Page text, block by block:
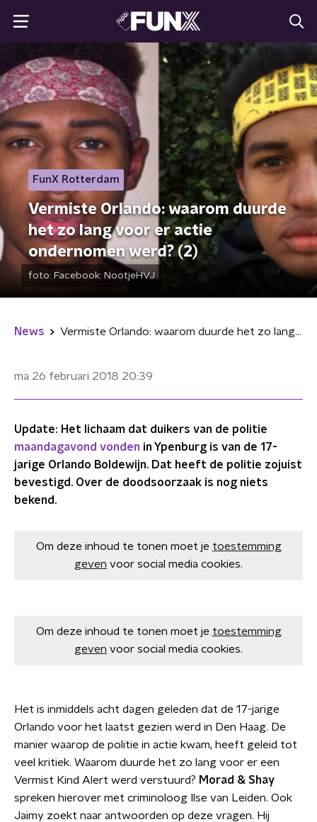
FunX Rotterdam
Vermiste Orlando: waarom duurde
het zo lang voor er actie
ondernomen werd? (2)
foto: Facebook: NootjeHVJ
News Vermiste Orlando: waarom duurde het zo lang voor er actie ondernomen werd? (2)
ma 26 februari 2018 20:39
Update: Het lichaam dat duikers van de politie
maandagavond vonden in Ypenburg is van de 17-
jarige Orlando Boldewijn. Dat heeft de politie zojuist
bevestigd. Over de doodsoorzaak is nog niets
bekend.
Om deze inhoud te tonen moet je toestemming
geven voor social media cookies.
Om deze inhoud te tonen moet je toestemming
geven voor social media cookies.
Het is inmiddels acht dagen geleden dat de 17-jarige
Orlando voor het laatst gezien werd in Den Haag. De
manier waarop de politie in actie kwam, heeft geleid tot
veel kritiek. Waarom duurde het zo lang voor er een
Vermist Kind Alert werd verstuurd? Morad & Shay
spreken hierover met criminoloog Ilse van Leiden. Ook
Jaimy zoekt naar antwoorden op deze vragen. Hij